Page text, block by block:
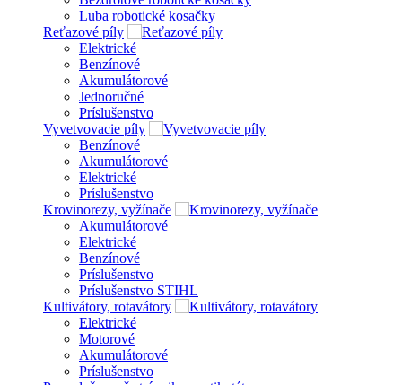
Luba robotické kosačky
Reťazové píly
Elektrické
Benzínové
Akumulátorové
Jednoručné
Príslušenstvo
Vyvetvovacie píly
Benzínové
Akumulátorové
Elektrické
Príslušenstvo
Krovinorezy, vyžínače
Akumulátorové
Elektrické
Benzínové
Príslušenstvo
Príslušenstvo STIHL
Kultivátory, rotavátory
Elektrické
Motorové
Akumulátorové
Príslušenstvo